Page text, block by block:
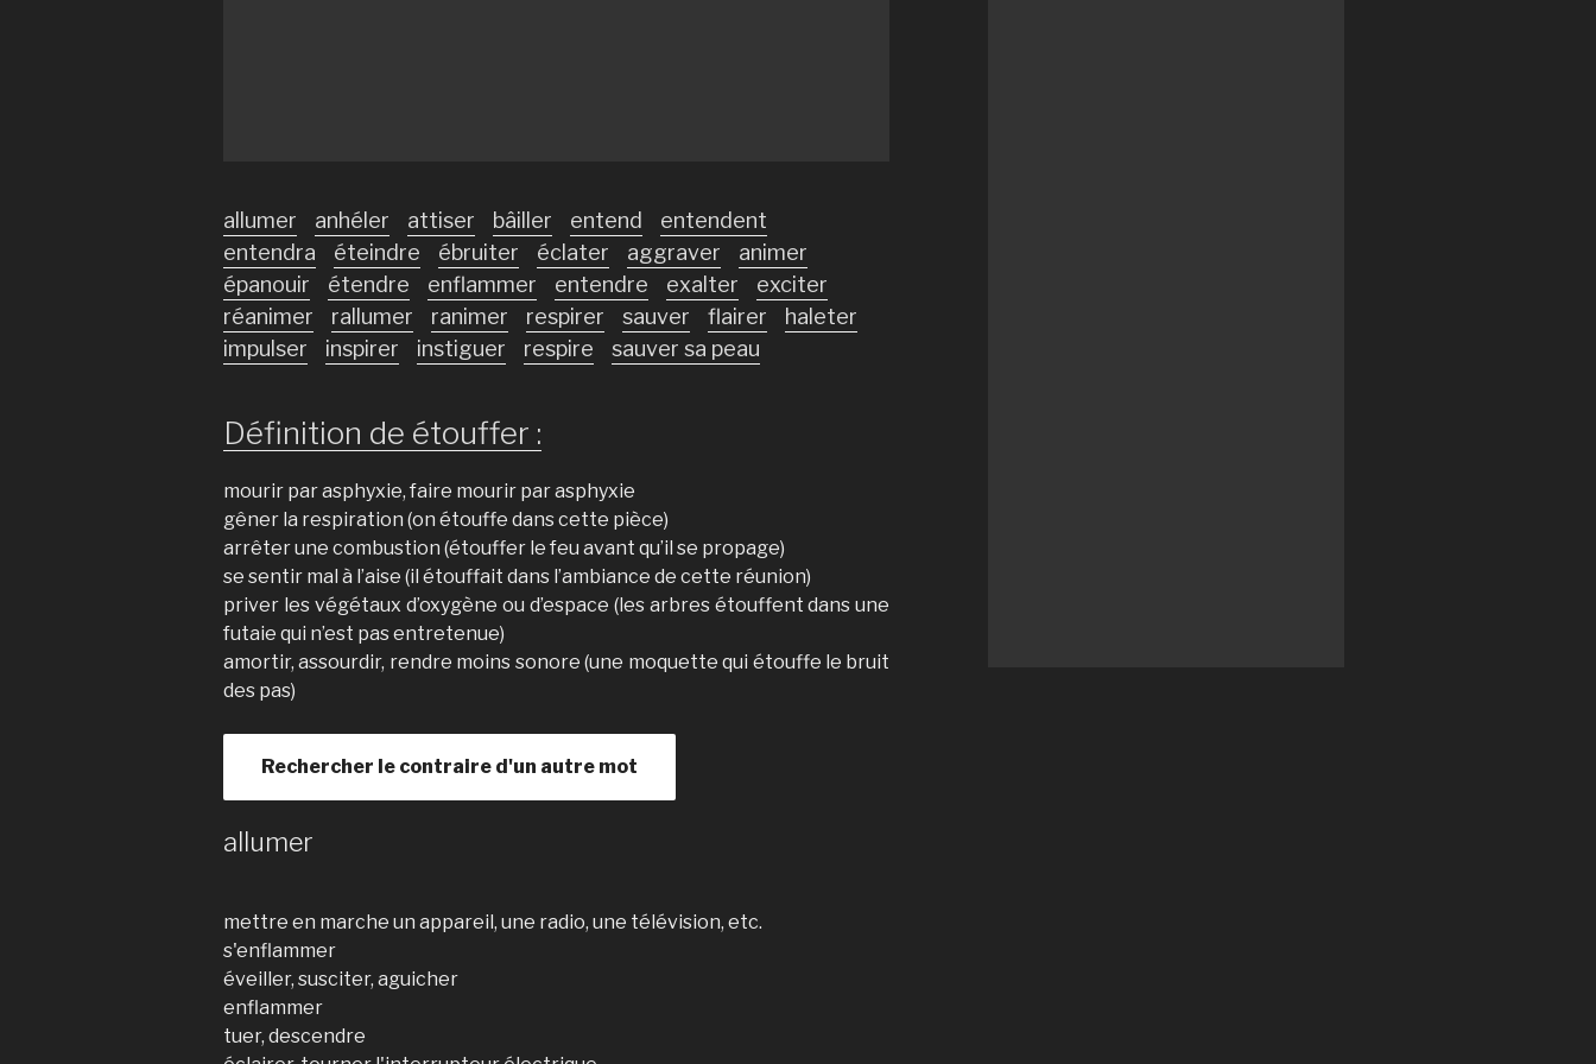
allumer anhéler attiser bâiller entend
entendent
entendra
éteindre ébruiter éclater aggraver
animer
épanouir
étendre enflammer entendre exalter
exciter
réanimer
rallumer ranimer respirer sauver flairer
haleter
impulser
inspirer instiguer respire sauver sa peau
Définition de étouffer :
mourir par asphyxie, faire mourir par asphyxie
gêner la respiration (on étouffe dans cette pièce)
arrêter une combustion (étouffer le feu avant qu’il se propage)
se sentir mal à l’aise (il étouffait dans l’ambiance de cette réunion)
priver les végétaux d’oxygène ou d’espace (les arbres étouffent dans une
futaie qui n’est pas entretenue)
amortir, assourdir, rendre moins sonore (une moquette qui étouffe le bruit
des pas)
Rechercher le contraire d'un autre mot
allumer
mettre en marche un appareil, une radio, une télévision, etc.
s'enflammer
éveiller, susciter, aguicher
enflammer
tuer, descendre